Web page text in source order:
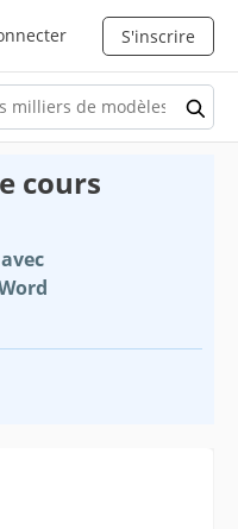
S'inscrire
cours